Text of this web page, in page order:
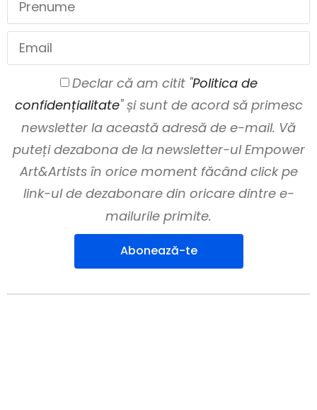
Declar că am citit "Politica de
confidențialitate" și sunt de acord să primesc
newsletter la această adresă de e-mail. Vă
puteți dezabona de la newsletter-ul Empower
Art&Artists în orice moment făcând click pe
link-ul de dezabonare din oricare dintre e-
mailurile primite.
Abonează-te